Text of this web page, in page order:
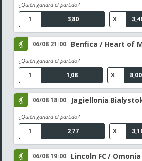
¿Quién ganará el partido?
3,80
1 X
06/08 21:00 Benfica / Heart of
¿Quién ganará el partido?
1,08
1 8,00
X
06/08 18:00 Jagiellonia
¿Quién ganará el partido?
2,77
1 X
06/08 19:00 Lincoln FC /